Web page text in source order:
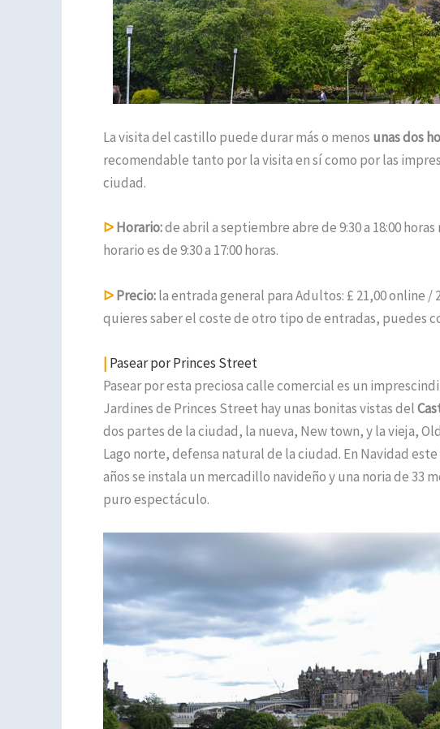
La visita del castillo puede durar más o menos unas dos
recomendable tanto por la visita en sí como por las
ciudad.
ᐅ Horario:de abril a septiembre abre de 9:30 a 18:00
horario es de 9:30 a 17:00 horas.
ᐅ Precio:la entrada general para Adultos: £ 21,00 online /
quieres saber el coste de otro tipo de entradas, puedes
| Pasear por Princes Street
Pasear por esta preciosa calle comercial es un
Jardines de Princes Street hay unas bonitas vistas del
dos partes de la ciudad, la nueva, New town, y la vieja,
Lago norte, defensa natural de la ciudad. En Navidad
años se instala un mercadillo navideño y una noria de 33
puro espectáculo.